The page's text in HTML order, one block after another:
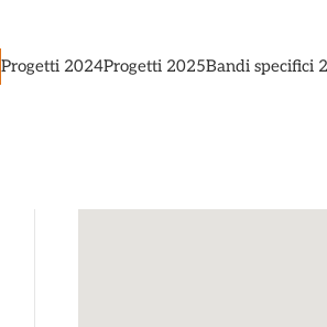
Progetti 2024Progetti 2025Bandi specifici